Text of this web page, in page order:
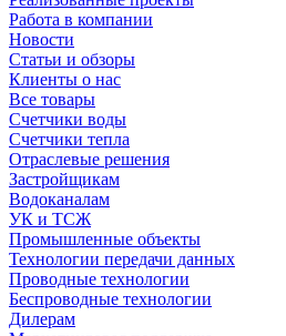
Работа в компании
Новости
Статьи и обзоры
Клиенты о нас
Все товары
Счетчики воды
Счетчики тепла
Отраслевые решения
Застройщикам
Водоканалам
УК и ТСЖ
Промышленные объекты
Технологии передачи данных
Проводные технологии
Беспроводные технологии
Дилерам